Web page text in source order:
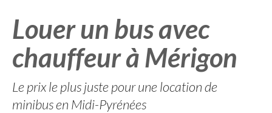
Louer un bus avec
chauffeur à Mérigon
Le prix le plus juste pour une location de
minibus en Midi-Pyrénées